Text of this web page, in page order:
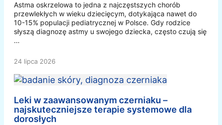
Astma oskrzelowa to jedna z najczęstszych chorób
przewlekłych w wieku dziecięcym, dotykająca nawet do
10-15% populacji pediatrycznej w Polsce. Gdy rodzice
słyszą diagnozę astmy u swojego dziecka, często czują się
…
24 lipca 2026
Leki w zaawansowanym czerniaku –
najskuteczniejsze terapie systemowe dla
dorosłych